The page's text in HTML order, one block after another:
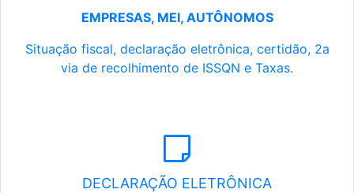
EMPRESAS, MEI, AUTÔNOMOS
Situação fiscal, declaração eletrônica, certidão, 2a
via de recolhimento de ISSQN e Taxas.
DECLARAÇÃO ELETRÔNICA